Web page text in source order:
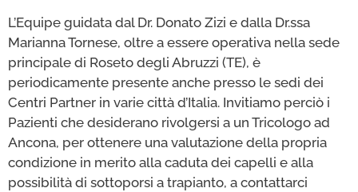
L’Equipe guidata dal Dr. Donato Zizi e dalla Dr.ssa
Marianna Tornese, oltre a essere operativa nella sede
principale di Roseto degli Abruzzi (TE), è
periodicamente presente anche presso le sedi dei
Centri Partner in varie città d’Italia. Invitiamo perciò i
Pazienti che desiderano rivolgersi a un Tricologo ad
Ancona, per ottenere una valutazione della propria
condizione in merito alla caduta dei capelli e alla
possibilità di sottoporsi a trapianto, a contattarci